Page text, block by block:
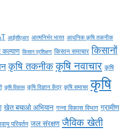
आईसीएआर आत्मनिर्भर भारत आधुनिक कृषि तकनीक
कल्याण किसान प्रशिक्षण किसान समाचार किसानों
कृषि तकनीक कृषि नवाचार कृषि
कृषि विकास कृषि विज्ञान केंद्र कृषि समाचर कृषि
खेत बचाओ अभियान गन्ना विकास विभाग ग्रामीण
परिवर्तन जल संरक्षण जैविक खेती